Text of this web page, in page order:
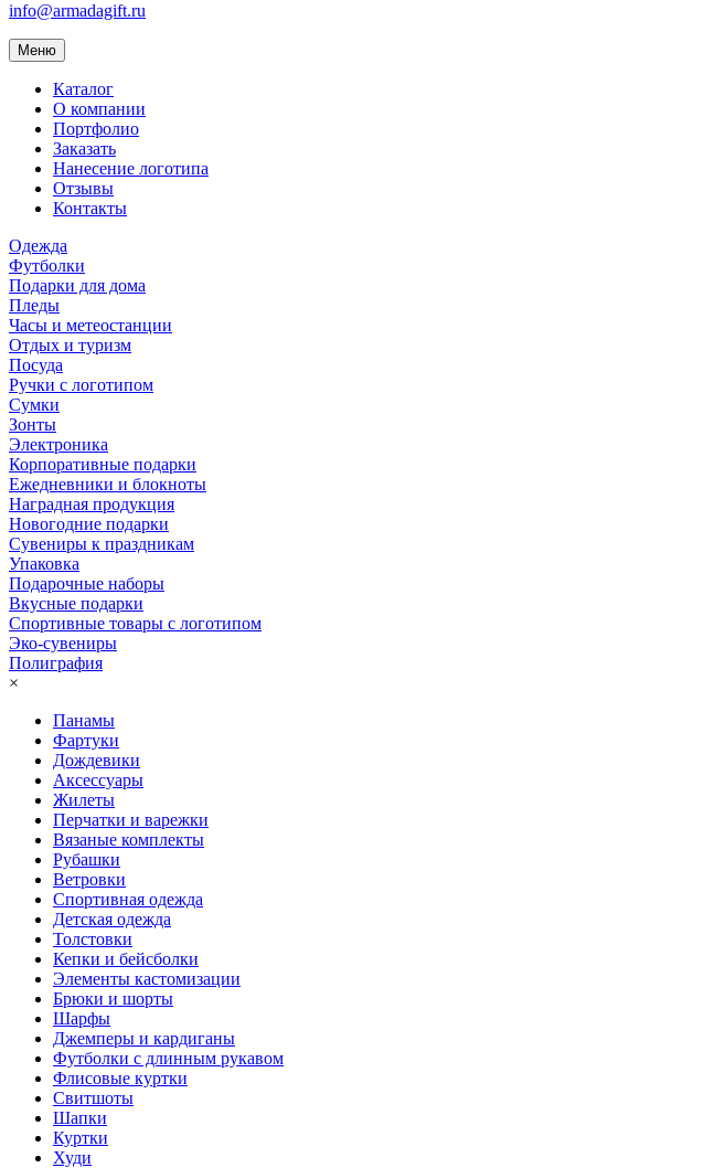
info@armadagift.ru
Toggle
navigation
Меню
Каталог
О компании
Портфолио
Заказать
Нанесение логотипа
Отзывы
Контакты
Одежда
Футболки
Подарки для дома
Пледы
Часы и метеостанции
Отдых и туризм
Посуда
Ручки с логотипом
Сумки
Зонты
Электроника
Корпоративные подарки
Ежедневники и блокноты
Наградная продукция
Новогодние подарки
Сувениры к праздникам
Упаковка
Подарочные наборы
Вкусные подарки
Спортивные товары с логотипом
Эко-сувениры
Полиграфия
×
Панамы
Фартуки
Дождевики
Аксессуары
Жилеты
Перчатки и варежки
Вязаные комплекты
Рубашки
Ветровки
Спортивная одежда
Детская одежда
Толстовки
Кепки и бейсболки
Элементы кастомизации
Брюки и шорты
Шарфы
Джемперы и кардиганы
Футболки с длинным рукавом
Флисовые куртки
Свитшоты
Шапки
Куртки
Худи